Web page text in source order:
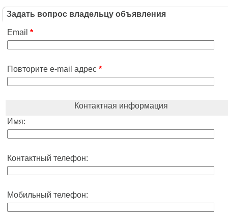
Задать вопрос владельцу объявления
Email *
Повторите e-mail адрес *
Контактная информация
Имя:
Контактный телефон:
Мобильный телефон: